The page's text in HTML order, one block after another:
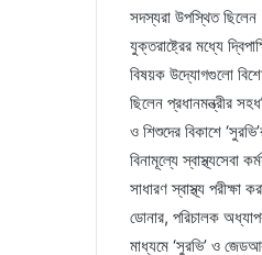
সদস্যরা উপস্থিত
যুক্তরাষ্ট্রের মধ্যে
বিষয়ক উদ্যোগগুলো
ছিলেন প্রধানমন্ত্রীর
ও শিশুদের বিকাশে
বিনামূল্যে
সাধারণ স্বাস্থ্য
ডোনার, পরিচালক
মাধ্যমে ‘সুরভি’ ও